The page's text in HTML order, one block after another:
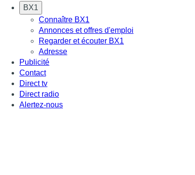
BX1
Connaître BX1
Annonces et offres d'emploi
Regarder et écouter BX1
Adresse
Publicité
Contact
Direct tv
Direct radio
Alertez-nous